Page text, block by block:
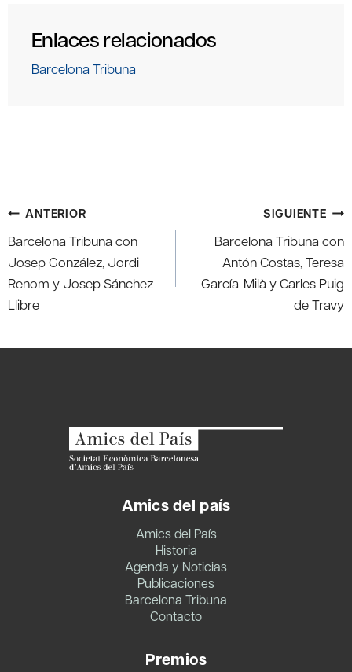
Enlaces relacionados
Barcelona Tribuna
Navegación
de
entradas
ANTERIOR
Barcelona Tribuna con
Josep González, Jordi
Renom y Josep Sánchez-
Llibre
SIGUIENTE
Barcelona Tribuna con
Antón Costas, Teresa
García-Milà y Carles Puig
de Travy
Amics del país
Amics del País
Historia
Agenda y Noticias
Publicaciones
Barcelona Tribuna
Contacto
Premios